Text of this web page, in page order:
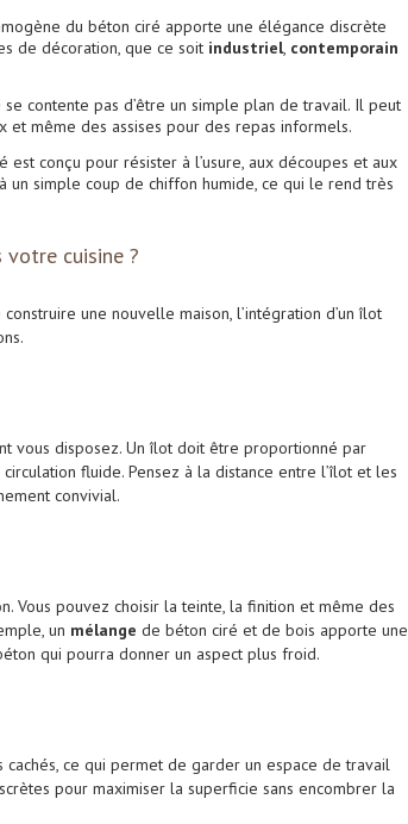
du béton ciré apporte une élégance discrète
de décoration, que ce soit industriel, contemporain
contente pas d’être un simple plan de travail. Il peut
et même des assises pour des repas informels.
est conçu pour résister à l’usure, aux découpes et aux
un simple coup de chiffon humide, ce qui le rend très
cuisine ?
une nouvelle maison, l’intégration d’un îlot
vous disposez. Un îlot doit être proportionné par
fluide. Pensez à la distance entre l’îlot et les
convivial.
Vous pouvez choisir la teinte, la finition et même des
un mélange de béton ciré et de bois apporte une
qui pourra donner un aspect plus froid.
ce qui permet de garder un espace de travail
pour maximiser la superficie sans encombrer la